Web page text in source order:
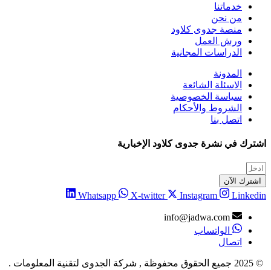
خدماتنا
من نحن
منصة جدوى كلاود
ورش العمل
الدراسات المجانية
المدونة
الاسئلة الشائعة
سياسة الخصوصية
الشروط والأحكام
اتصل بنا
اشترك في نشرة جدوى كلاود الإخبارية
اشترك الآن
Whatsapp X-twitter Instagram Linkedin
info@jadwa.com
الواتساب
اتصال
© 2025 جميع الحقوق محفوظة , شركة الجدوى لتقنية المعلومات .